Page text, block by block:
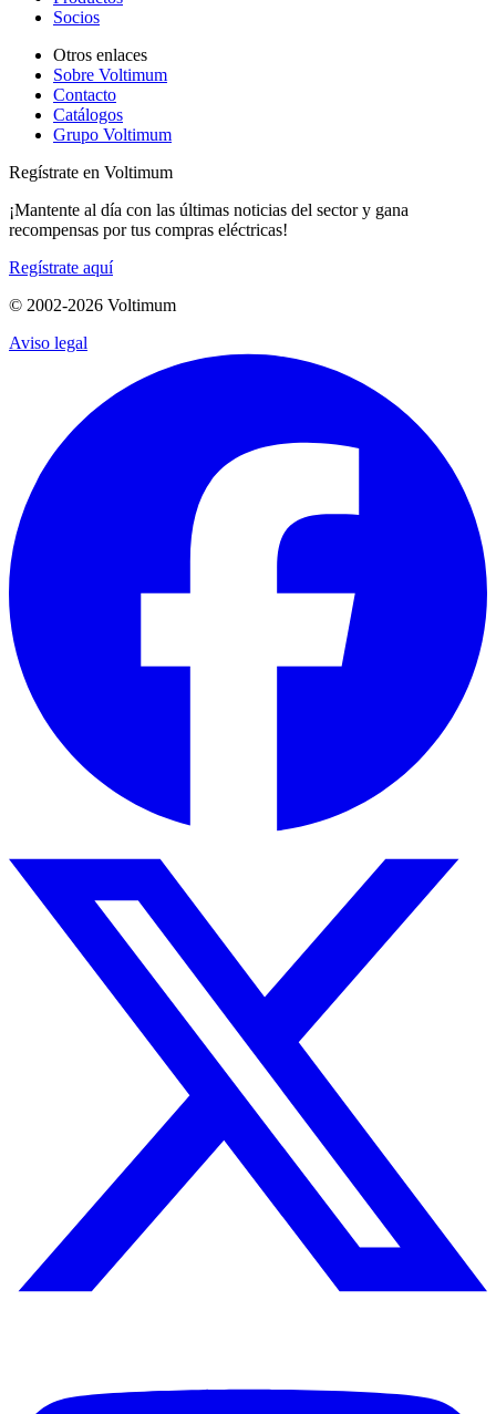
Socios
Otros enlaces
Sobre Voltimum
Contacto
Catálogos
Grupo Voltimum
Regístrate en Voltimum
¡Mantente al día con las últimas noticias del sector y gana
recompensas por tus compras eléctricas!
Regístrate aquí
© 2002-2026 Voltimum
Aviso legal